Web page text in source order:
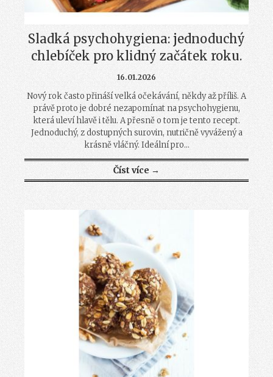
Sladká psychohygiena: jednoduchý
chlebíček pro klidný začátek roku.
16.01.2026
Nový rok často přináší velká očekávání, někdy až příliš. A
právě proto je dobré nezapomínat na psychohygienu,
která uleví hlavě i tělu. A přesně o tom je tento recept.
Jednoduchý, z dostupných surovin, nutričně vyvážený a
krásně vláčný. Ideální pro...
Číst více →